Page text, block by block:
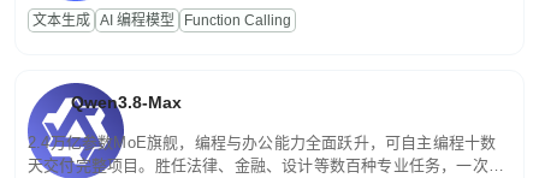
高并发、轻量化任务，适合日常对话、内容创作、基础 RAG、批量
文案处理等普惠刚需场景。
文本生成 AI 编程模型 Function Calling
Qwen3.8-Max
2.4万亿参数MoE旗舰，编程与办公能力全面跃升，可自主编程十数
天交付完整项目。胜任法律、金融、设计等数百种专业任务，一次对